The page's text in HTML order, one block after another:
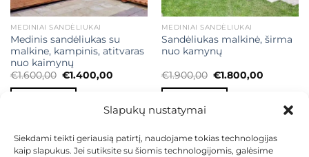
Slapukų nustatymai
Siekdami teikti geriausią patirtį, naudojame tokias technologijas
kaip slapukus. Jei sutiksite su šiomis technologijomis, galėsime
MEDINIAI SANDĖLIUKAI
Medinis sandėliukas su
malkine, kampinis, atitvaras
nuo kaimynų
€1.600,00 Original
was:
€1.400,00Current
MEDINIAI SANDĖLIUKAI
Sandėliukas malkinė, širma
nuo kamynų
€1.900,00 Original
was:
€1.800,00Current